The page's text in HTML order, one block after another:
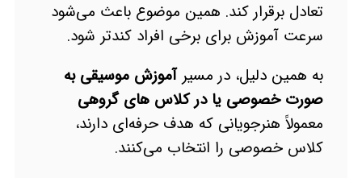
تعادل برقرار کند. همین موضوع باعث می‌شود
سرعت آموزش برای برخی افراد کندتر شود.
به همین دلیل، در مسیرآموزش موسیقی به
صورت خصوصی یا در کلاس های گروهی
معمولاً هنرجویانی که هدف حرفه‌ای دارند،
کلاس خصوصی را انتخاب می‌کنند.